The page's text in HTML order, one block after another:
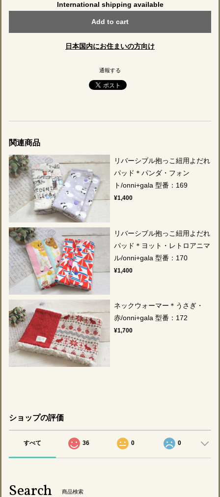
International shipping available
Add to cart
日本国内にお住まいの方向け
通報する
関連商品
リバーシブル抱っこ紐用よだれ
パッド＊パンダ・フォン
ト/onni+gala 型番：169
¥1,400
リバーシブル抱っこ紐用よだれ
パッド＊ヨット・レトロアニマ
ル/onni+gala 型番：170
¥1,400
ネックウォーマー＊うさぎ・
赤/onni+gala 型番：172
¥1,700
ショップの評価
すべて 36 0 0
Search 商品検索